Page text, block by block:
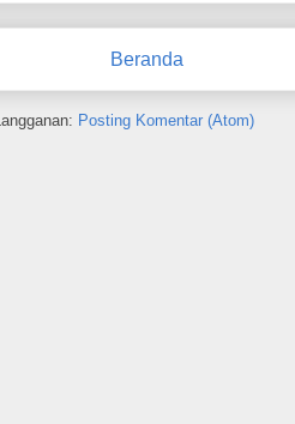
Beranda
Langganan: Posting Komentar (Atom)